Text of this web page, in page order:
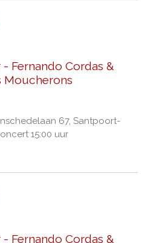
Fernando Cordas &
Moucherons
67, Santpoort-
15:00 uur
Fernando Cordas &